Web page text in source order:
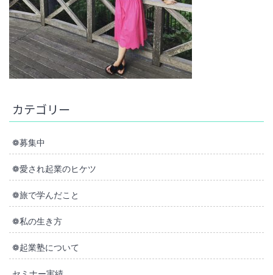
カテゴリー
❁募集中
❁愛され起業のヒケツ
❁旅で学んだこと
❁私の生き方
❁起業塾について